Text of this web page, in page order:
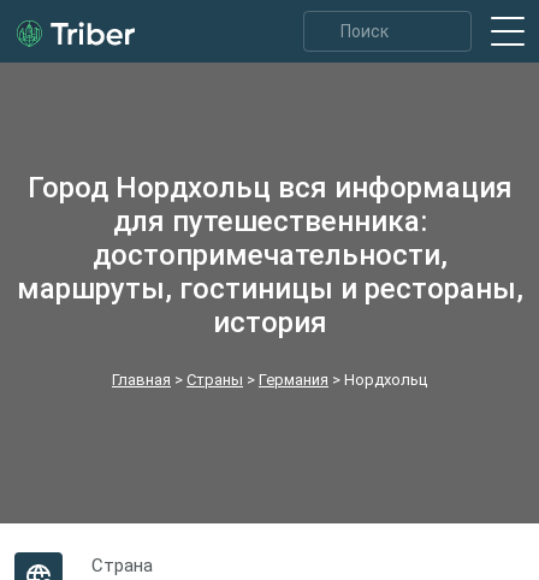
Город Нордхольц вся информация
для путешественника:
достопримечательности,
маршруты, гостиницы и рестораны,
история
Главная > Страны > Германия > Нордхольц
Страна